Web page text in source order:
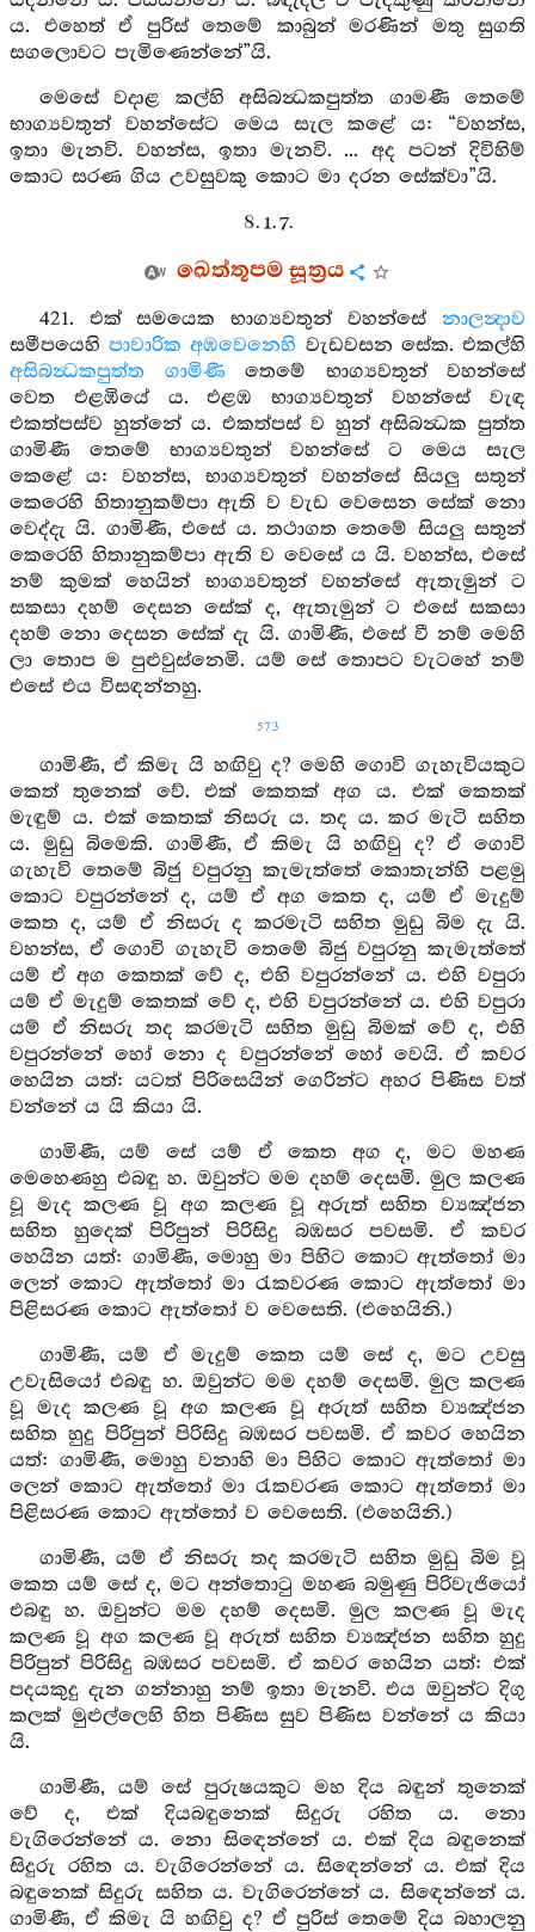
ය. එහෙත් ඒ පුරිස් තෙමේ කාබුන් මරණින් මතු සුගති
සගලොවට පැමිණෙන්නේ”යි.
මෙසේ වදාළ කල්හි අසිබන්‍ධකපුත්ත ගාමණී තෙමේ
භාග්‍යවතුන් වහන්සේට මෙය සැල කළේ ය: “වහන්ස,
ඉතා මැනවි. වහන්ස, ඉතා මැනවි. ... අද පටන් දිවිහිම්
කොට සරණ ගිය උවසුවකු කොට මා දරන සේක්වා”යි.
8. 1. 7.
ඛෙත්තූපම සූත්‍රය
421. එක් සමයෙක භාග්‍යවතුන් වහන්සේ නාලන්‍දාව
සමීපයෙහිපාවාරික අඹවෙනෙහි වැඩවසන සේක. එකල්හි
අසිබන්‍ධකපුත්ත ගාමිණී තෙමේ භාග්‍යවතුන් වහන්සේ
වෙත එළඹියේ ය. එළඹ භාග්‍යවතුන් වහන්සේ වැඳ
එකත්පස්ව හුන්නේ ය. එකත්පස් ව හුන් අසිබන්‍ධක පුත්ත
ගාමිණී තෙමේ භාග්‍යවතුන් වහන්සේ ට මෙය සැල
කෙළේ ය: වහන්ස, භාග්‍යවතුන් වහන්සේ සියලු සතුන්
කෙරෙහි හිතානුකම්පා ඇති ව වැඩ වෙසෙන සේක් නො
වෙද්දැ යි. ගාමිණී, එසේ ය. තථාගත තෙමේ සියලු සතුන්
කෙරෙහි හිතානුකම්පා ඇති ව වෙසේ ය යි. වහන්ස, එසේ
නම් කුමක් හෙයින් භාග්‍යවතුන් වහන්සේ ඇතැමුන් ට
සකසා දහම් දෙසන සේක් ද, ඇතැමුන් ට එසේ සකසා
දහම් නො දෙසන සේක් දැ යි. ගාමිණී, එසේ වී නම් මෙහි
ලා තොප ම පුළුවුස්නෙමි. යම් සේ තොපට වැටහේ නම්
එසේ එය විසඳන්නහු.
573
ගාමිණී, ඒ කිමැ යි හඟිවු ද? මෙහි ගොවි ගැහැවියකුට
කෙත් තුනෙක් වේ. එක් කෙතක් අග ය. එක් කෙතක්
මැඳුම් ය. එක් කෙතක් නිසරු ය. තද ය. කර මැටි සහිත
ය. මුඩු බිමෙකි. ගාමිණී, ඒ කිමැ යි හඟිවු ද? ඒ ගොවි
ගැහැවි තෙමේ බිජු වපුරනු කැමැත්තේ කොතැන්හි පළමු
කොට වපුරන්නේ ද, යම් ඒ අග කෙත ද, යම් ඒ මැදුම්
කෙත ද, යම් ඒ නිසරු ද කරමැටි සහිත මුඩු බිම දැ යි.
වහන්ස, ඒ ගොවි ගැහැවි තෙමේ බිජු වපුරනු කැමැත්තේ
යම් ඒ අග කෙතක් වේ ද, එහි වපුරන්නේ ය. එහි වපුරා
යම් ඒ මැදුම් කෙතක් වේ ද, එහි වපුරන්නේ ය. එහි වපුරා
යම් ඒ නිසරු තද කරමැටි සහිත මුඩු බිමක් වේ ද, එහි
වපුරන්නේ හෝ නො ද වපුරන්නේ හෝ වෙයි. ඒ කවර
හෙයින යත්: යටත් පිරිසෙයින් ගෙරින්ට අහර පිණිස වත්
වන්නේ ය යි කියා යි.
ගාමිණී, යම් සේ යම් ඒ කෙත අග ද, මට මහණ
මෙහෙණහු එබඳු හ. ඔවුන්ට මම දහම් දෙසමි. මුල කලණ
වූ මැද කලණ වූ අග කලණ වූ අරුත් සහිත ව්‍යඤ්ජන
සහිත හුදෙක් පිරිපුන් පිරිසිදු බඹසර පවසමි. ඒ කවර
හෙයින යත්: ගාමිණී, මොහු මා පිහිට කොට ඇත්තෝ මා
ලෙන් කොට ඇත්තෝ මා රැකවරණ කොට ඇත්තෝ මා
පිළිසරණ කොට ඇත්තෝ ව වෙසෙති. (එහෙයිනි.)
ගාමිණී, යම් ඒ මැදුම් කෙත යම් සේ ද, මට උවසු
උවැසියෝ එබඳු හ. ඔවුන්ට මම දහම් දෙසමි. මුල කලණ
වූ මැද කලණ වූ අග කලණ වූ අරුත් සහිත ව්‍යඤ්ජන
සහිත හුදු පිරිපුන් පිරිසිදු බඹසර පවසමි. ඒ කවර හෙයින
යත්: ගාමිණී, මොහු වනාහි මා පිහිට කොට ඇත්තෝ මා
ලෙන් කොට ඇත්තෝ මා රැකවරණ කොට ඇත්තෝ මා
පිළිසරණ කොට ඇත්තෝ ව වෙසෙති. (එහෙයිනි.)
ගාමිණී, යම් ඒ නිසරු තද කරමැටි සහිත මුඩු බිම වූ
කෙත යම් සේ ද, මට අන්තොටු මහණ බමුණු පිරිවැජියෝ
එබඳු හ. ඔවුන්ට මම දහම් දෙසමි. මුල කලණ වූ මැද
කලණ වූ අග කලණ වූ අරුත් සහිත ව්‍යඤ්ජන සහිත හුදු
පිරිපුන් පිරිසිදු බඹසර පවසමි. ඒ කවර හෙයින යත්: එක්
පදයකුදු දැන ගන්නාහු නම් ඉතා මැනවි. එය ඔවුන්ට දිගු
කලක් මුළුල්ලෙහි හිත පිණිස සුව පිණිස වන්නේ ය කියා
යි.
ගාමිණී, යම් සේ පුරුෂයකුට මහ දිය බඳුන් තුනෙක්
වේ ද, එක් දියබඳුනෙක් සිදුරු රහිත ය. නො
වැගිරෙන්නේ ය. නො සිඳෙන්නේ ය. එක් දිය බඳුනෙක්
සිදුරු රහිත ය. වැගිරෙන්නේ ය. සිඳෙන්නේ ය. එක් දිය
බඳුනෙක් සිදුරු සහිත ය. වැගිරෙන්නේ ය. සිඳෙන්නේ ය.
ගාමිණී, ඒ කිමැ යි හඟිවු ද? ඒ පුරිස් තෙමේ දිය බහාලනු